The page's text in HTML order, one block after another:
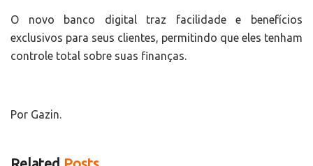
O novo banco digital traz facilidade e benefícios
exclusivos para seus clientes, permitindo que eles tenham
controle total sobre suas finanças.
Por Gazin.